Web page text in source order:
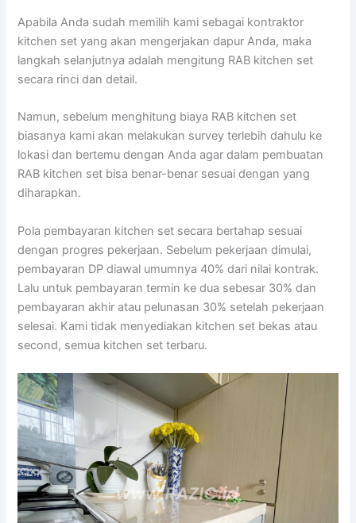
Apabila Anda sudah memilih kami sebagai kontraktor
kitchen set yang akan mengerjakan dapur Anda, maka
langkah selanjutnya adalah mengitung RAB kitchen set
secara rinci dan detail.
Namun, sebelum menghitung biaya RAB kitchen set
biasanya kami akan melakukan survey terlebih dahulu ke
lokasi dan bertemu dengan Anda agar dalam pembuatan
RAB kitchen set bisa benar-benar sesuai dengan yang
diharapkan.
Pola pembayaran kitchen set secara bertahap sesuai
dengan progres pekerjaan. Sebelum pekerjaan dimulai,
pembayaran DP diawal umumnya 40% dari nilai kontrak.
Lalu untuk pembayaran termin ke dua sebesar 30% dan
pembayaran akhir atau pelunasan 30% setelah pekerjaan
selesai. Kami tidak menyediakan kitchen set bekas atau
second, semua kitchen set terbaru.